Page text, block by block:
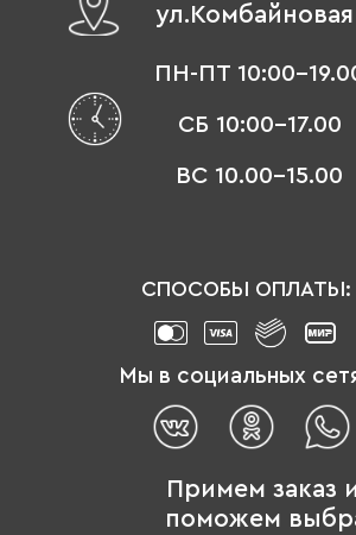
ПН-ПТ 10:00-
СБ 10:00-17.00
ВС 10.00-15.00
СПОСОБЫ ОПЛАТЫ:
Мы в социальных
Примем заказ
поможем